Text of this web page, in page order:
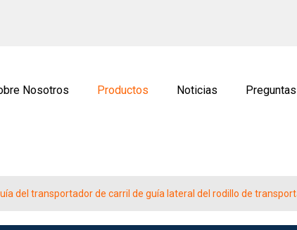
Nosotros Productos Noticias
del transportador de carril de guía lateral del rodillo de